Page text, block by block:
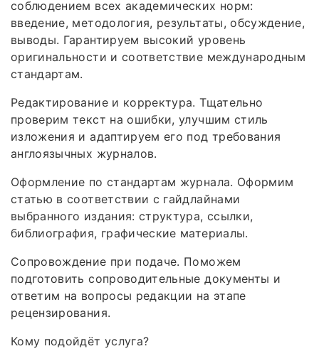
соблюдением всех академических норм:
введение, методология, результаты, обсуждение,
выводы. Гарантируем высокий уровень
оригинальности и соответствие международным
стандартам.
Редактирование и корректура. Тщательно
проверим текст на ошибки, улучшим стиль
изложения и адаптируем его под требования
англоязычных журналов.
Оформление по стандартам журнала. Оформим
статью в соответствии с гайдлайнами
выбранного издания: структура, ссылки,
библиография, графические материалы.
Сопровождение при подаче. Поможем
подготовить сопроводительные документы и
ответим на вопросы редакции на этапе
рецензирования.
Кому подойдёт услуга?